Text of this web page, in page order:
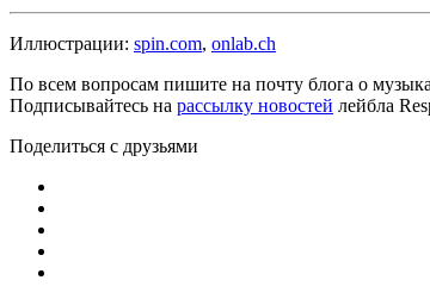
Иллюстрации: spin.com, onlab.ch
По всем вопросам пишите на почту блога о
Подписывайтесь на рассылку новостей лейбла
Поделиться с друзьями